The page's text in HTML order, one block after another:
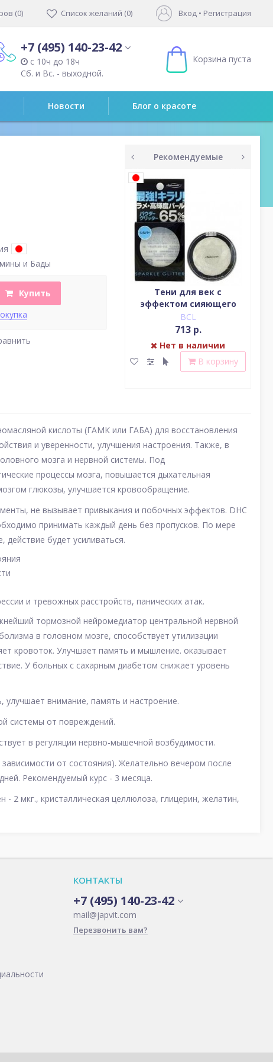
(0) Список желаний (0) Вход • Регистрация
+7 (495) 140-23-42
с 10ч до 18ч
Сб. и Вс. - выходной.
Корзина пуста
Новости Блог о красоте
и Бады
Купить
Рекомендуемые
Водостойкая жидкая
подводка (цвет
насыщенный черный)
Тени для век c
эффектом сияющего
блеска (серебро)
BCL
713 р.
Нет в наличии
В корзину
кислоты (ГАМК или ГАБА) для восстановления
и уверенности, улучшения настроения. Также, в
мозга и нервной системы. Под
процессы мозга, повышается дыхательная
глюкозы, улучшается кровообращение.
не вызывает привыкания и побочных эффектов. DHC
принимать каждый день без пропусков. По мере
действие будет усиливаться.
и тревожных расстройств, панических атак.
тормозной нейромедиатор центральной нервной
в головном мозге, способствует утилизации
кровоток. Улучшает память и мышление. оказывает
У больных с сахарным диабетом снижает уровень
улучшает внимание, память и настроение.
системы от повреждений.
в регуляции нервно-мышечной возбудимости.
от состояния). Желательно вечером после
Рекомендуемый курс - 3 месяца.
- 2 мкг., кристаллическая целлюлоза, глицерин, желатин,
КОНТАКТЫ
+7 (495) 140-23-42
mail@japvit.com
Перезвонить вам?